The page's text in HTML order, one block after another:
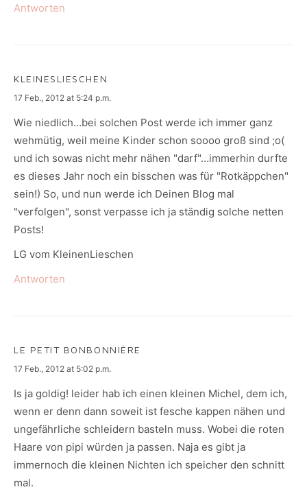
Antworten
KLEINESLIESCHEN
says:
17 Feb., 2012 at 5:24 p.m.
Wie niedlich…bei solchen Post werde ich immer ganz
wehmütig, weil meine Kinder schon soooo groß sind ;o(
und ich sowas nicht mehr nähen "darf"…immerhin durfte
es dieses Jahr noch ein bisschen was für "Rotkäppchen"
sein!) So, und nun werde ich Deinen Blog mal
"verfolgen", sonst verpasse ich ja ständig solche netten
Posts!
LG vom KleinenLieschen
Antworten
LE PETIT BONBONNIÈRE
says:
17 Feb., 2012 at 5:02 p.m.
Is ja goldig! leider hab ich einen kleinen Michel, dem ich,
wenn er denn dann soweit ist fesche kappen nähen und
ungefährliche schleidern basteln muss. Wobei die roten
Haare von pipi würden ja passen. Naja es gibt ja
immernoch die kleinen Nichten ich speicher den schnitt
mal.